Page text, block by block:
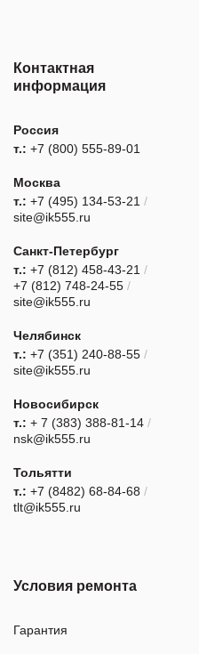
Контактная
информация
Россия
т.: +7 (800) 555-89-01
Москва
т.: +7 (495) 134-53-21 /
site@ik555.ru
Санкт-Петербург
т.: +7 (812) 458-43-21 /
+7 (812) 748-24-55 /
site@ik555.ru
Челябинск
т.: +7 (351) 240-88-55 /
site@ik555.ru
Новосибирск
т.: + 7 (383) 388-81-14 /
nsk@ik555.ru
Тольятти
т.: +7 (8482) 68-84-68 /
tlt@ik555.ru
Условия ремонта
Гарантия